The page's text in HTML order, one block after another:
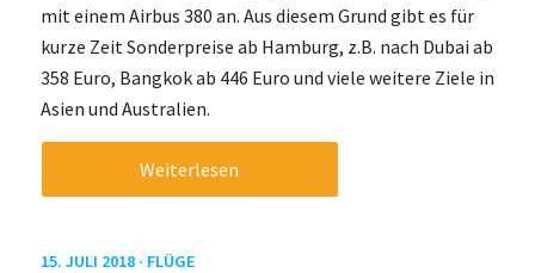
mit einem Airbus 380 an. Aus diesem Grund gibt es für
kurze Zeit Sonderpreise ab Hamburg, z.B. nach Dubai ab
358 Euro, Bangkok ab 446 Euro und viele weitere Ziele in
Asien und Australien.
Weiterlesen
15. JULI 2018 · FLÜGE